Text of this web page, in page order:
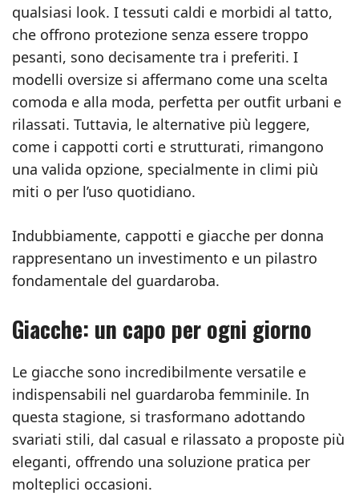
qualsiasi look. I tessuti caldi e morbidi al tatto,
che offrono protezione senza essere troppo
pesanti, sono decisamente tra i preferiti. I
modelli oversize si affermano come una scelta
comoda e alla moda, perfetta per outfit urbani e
rilassati. Tuttavia, le alternative più leggere,
come i cappotti corti e strutturati, rimangono
una valida opzione, specialmente in climi più
miti o per l’uso quotidiano.
Indubbiamente, cappotti e giacche per donna
rappresentano un investimento e un pilastro
fondamentale del guardaroba.
Giacche: un capo per ogni giorno
Le giacche sono incredibilmente versatile e
indispensabili nel guardaroba femminile. In
questa stagione, si trasformano adottando
svariati stili, dal casual e rilassato a proposte più
eleganti, offrendo una soluzione pratica per
molteplici occasioni.